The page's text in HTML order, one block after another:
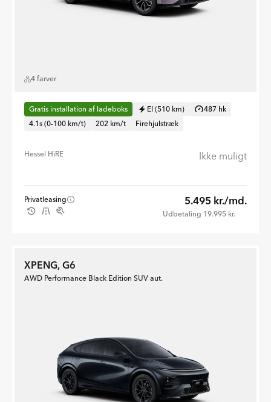
4 farver
Gratis installation af ladeboks El (510 km)
487 hk
4.1s (0-100 km/t)
202 km/t Firehjulstræk
Hessel HiRE Ikke muligt
Privatleasing 5.495 kr./md.
Udbetaling 19.995 kr.
XPENG, G6
AWD Performance Black Edition SUV aut.